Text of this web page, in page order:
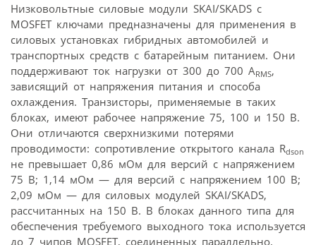
Низковольтные силовые модули SKAI/SKADS с
MOSFET ключами предназначены для применения в
силовых установках гибридных автомобилей и
транспортных средств с батарейным питанием. Они
поддерживают ток нагрузки от 300 до 700 ARMS,
зависящий от напряжения питания и способа
охлаждения. Транзисторы, применяемые в таких
блоках, имеют рабочее напряжение 75, 100 и 150 В.
Они отличаются сверхнизкими потерями
проводимости: сопротивление открытого канала Rdson
не превышает 0,86 мОм для версий с напряжением
75 В; 1,14 мОм — для версий с напряжением 100 В;
2,09 мОм — для силовых модулей SKAI/SKADS,
рассчитанных на 150 В. В блоках данного типа для
обеспечения требуемого выходного тока используется
до 7 чипов MOSFET, соединенных параллельно.